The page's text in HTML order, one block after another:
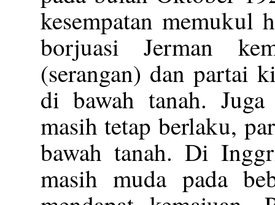
kesempatan memukul
borjuasi Jerman
(serangan) dan partai
di bawah tanah.
masih tetap berlaku,
bawah tanah. Di
masih muda pada